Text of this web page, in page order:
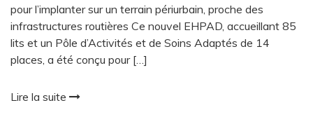
pour l’implanter sur un terrain périurbain, proche des
infrastructures routières Ce nouvel EHPAD, accueillant 85
lits et un Pôle d’Activités et de Soins Adaptés de 14
places, a été conçu pour […]
Lire la suite